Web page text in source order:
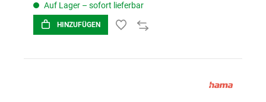
Auf Lager – sofort lieferbar
HINZUFÜGEN